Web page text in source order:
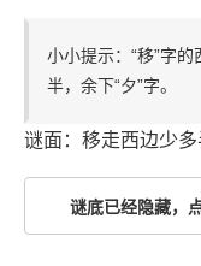
小小提示：“移”字的
半，余下“夕”字。
谜面：移走西边少多
谜底已经隐藏，